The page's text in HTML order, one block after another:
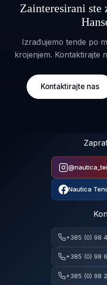
Zainteresirani ste
Izrađujemo tende po
krojenjem. Kontaktirajte
Kontaktirajte nas
Nautica
+385 (0) 98
+385 (0) 98
+385 (0) 98